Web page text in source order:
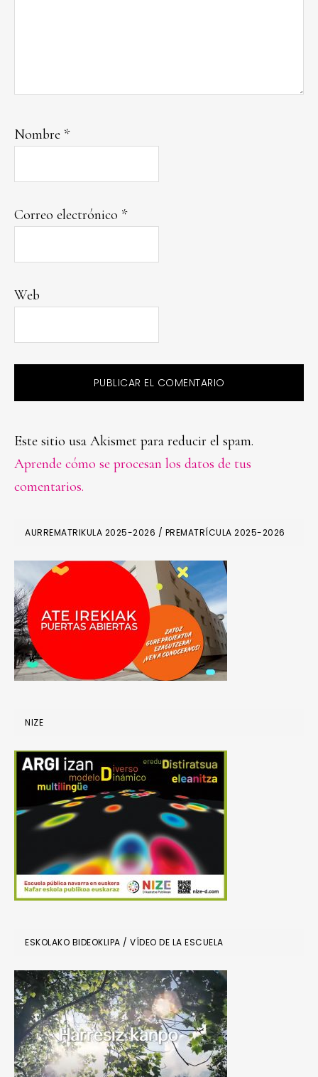
Nombre *
Correo electrónico *
Web
Este sitio usa Akismet para reducir el spam.
Aprende cómo se procesan los datos de tus
comentarios.
PRIMARY
SIDEBAR
AURREMATRIKULA 2025-2026 / PREMATRÍCULA 2025-2026
NIZE
ESKOLAKO BIDEOKLIPA / VÍDEO DE LA ESCUELA